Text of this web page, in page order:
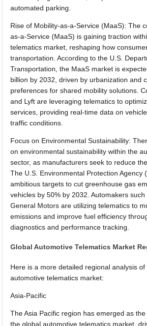
automated parking.
Rise of Mobility-as-a-Service (MaaS): The
as-a-Service (MaaS) is gaining traction
telematics market, reshaping how
transportation. According to the U.S.
Transportation, the MaaS market is
billion by 2032, driven by urbanization and
preferences for shared mobility solutions.
and Lyft are leveraging telematics to
services, providing real-time data on
traffic conditions.
Focus on Environmental Sustainability:
on environmental sustainability within the
sector, as manufacturers seek to reduce
The U.S. Environmental Protection Agency
ambitious targets to cut greenhouse gas
vehicles by 50% by 2032. Automakers
General Motors are utilizing telematics to
emissions and improve fuel efficiency
diagnostics and performance tracking.
Global Automotive Telematics Market
Here is a more detailed regional analysis
automotive telematics market:
Asia-Pacific
The Asia Pacific region has emerged as
the global automotive telematics market,